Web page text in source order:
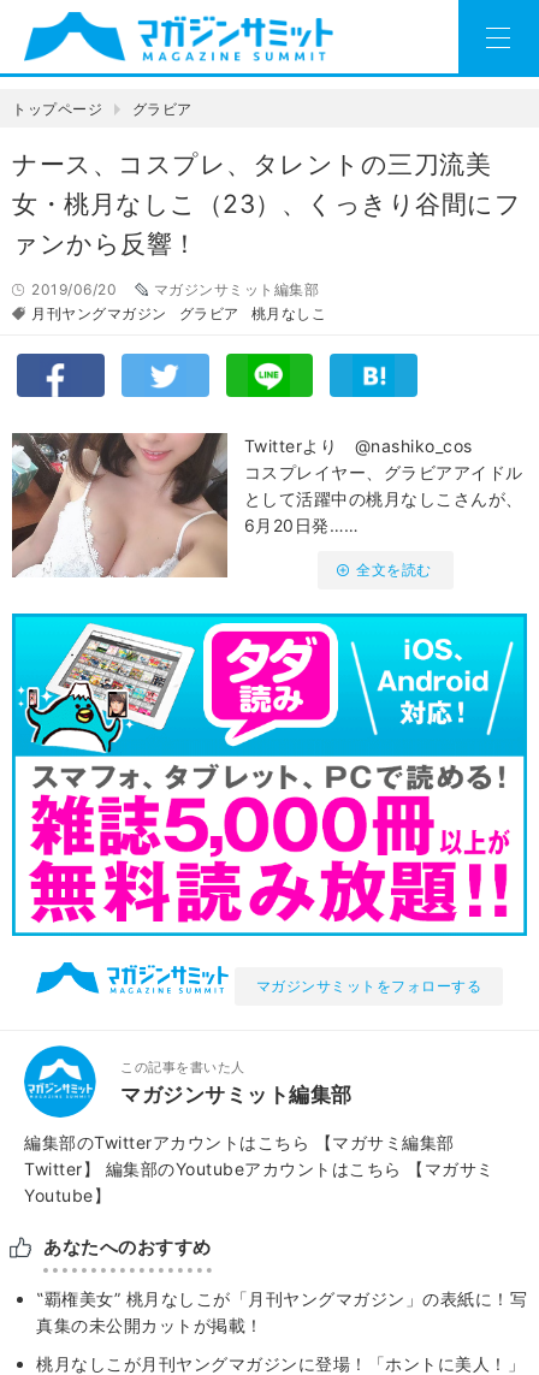
トップページ グラビア
ナース、コスプレ、タレントの三刀流美
女・桃月なしこ（23）、くっきり谷間にフ
ァンから反響！
2019/06/20
マガジンサミット編集部
月刊ヤングマガジン
グラビア 桃月なしこ
Twitterより @nashiko_cos
コスプレイヤー、グラビアアイドル
として活躍中の桃月なしこさんが、
6月20日発……
全文を読む
マガジンサミットをフォローする
この記事を書いた人
マガジンサミット編集部
編集部のTwitterアカウントはこちら
【マガサミ編集部
Twitter】
編集部のYoutubeアカウントはこちら
【マガサミ
Youtube】
あなたへのおすすめ
‟覇権美女” 桃月なしこが「月刊ヤングマガジン」の表紙に！写
真集の未公開カットが掲載！
桃月なしこが月刊ヤングマガジンに登場！「ホントに美人！」